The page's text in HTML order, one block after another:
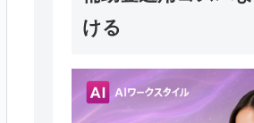
ける